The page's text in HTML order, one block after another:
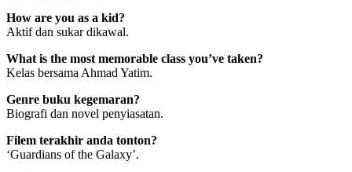
How are you as a kid?
Aktif dan sukar dikawal.
What is the most memorable class you’ve taken?
Kelas bersama Ahmad Yatim.
Genre buku kegemaran?
Biografi dan novel penyiasatan.
Filem terakhir anda tonton?
‘Guardians of the Galaxy’.